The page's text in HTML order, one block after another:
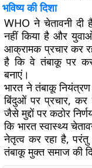
भविष्य की दिशा
WHO ने चेतावनी दी
नहीं किया है और
आक्रामक प्रचार कर
है कि वे तंबाकू पर
बनाएं।
भारत ने तंबाकू
बिंदुओं पर प्रचार, कर
जैसे मुद्दों पर कठोर
कि भारत स्वास्थ्य
नेतृत्व कर रहा है,
तंबाकू मुक्त समाज की